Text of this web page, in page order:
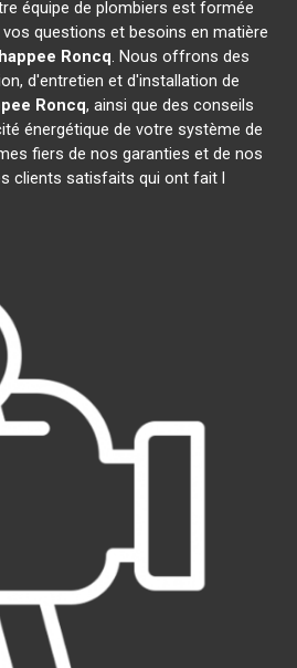
équipe de plombiers est formée
questions et besoins en matière
Roncq. Nous offrons des
d'entretien et d'installation de
Roncq, ainsi que des conseils
énergétique de votre système de
fiers de nos garanties et de nos
clients satisfaits qui ont fait l